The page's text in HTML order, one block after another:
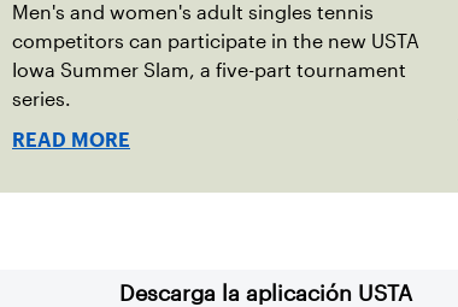
Men's and women's adult singles tennis
competitors can participate in the new USTA
Iowa Summer Slam, a five-part tournament
series.
READ MORE
Descarga la aplicación USTA